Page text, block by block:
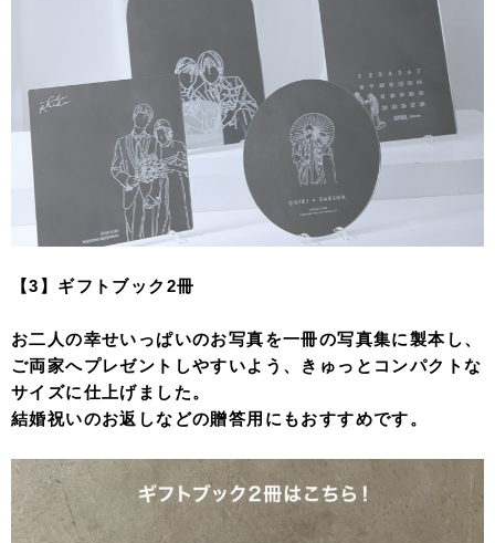
【3】ギフトブック2冊
お二人の幸せいっぱいのお写真を一冊の写真集に製本し、
ご両家へプレゼントしやすいよう、きゅっとコンパクトな
サイズに仕上げました。
結婚祝いのお返しなどの贈答用にもおすすめです。